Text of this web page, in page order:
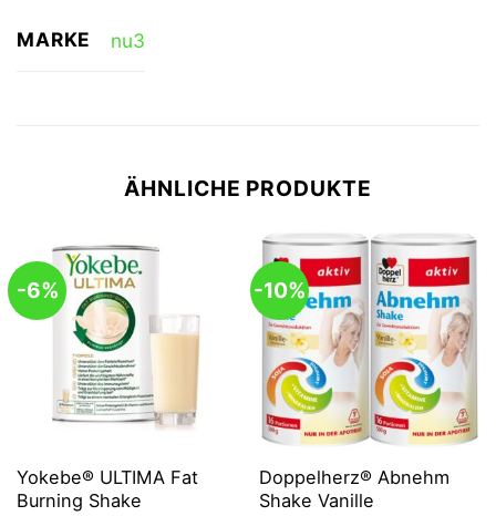
MARKE nu3
ÄHNLICHE PRODUKTE
-6%
Yokebe® ULTIMA Fat
Burning Shake
-10%
Doppelherz® Abnehm
Shake Vanille